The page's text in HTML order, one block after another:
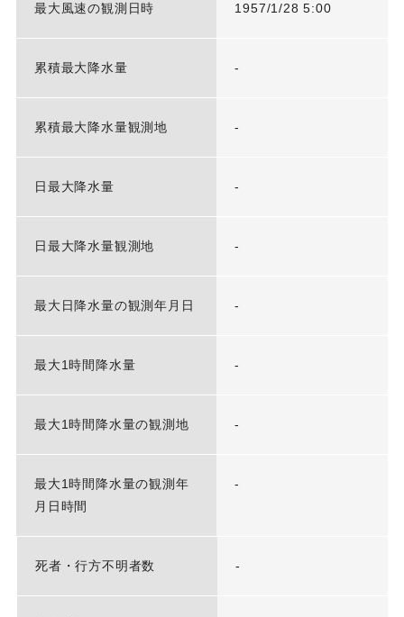
最大風速の観測日時 1957/1/28 5:00
累積最大降水量 -
累積最大降水量観測地 -
日最大降水量 -
日最大降水量観測地 -
最大日降水量の観測年月日 -
最大1時間降水量 -
最大1時間降水量の観測地 -
最大1時間降水量の観測年
月日時間
-
死者・行方不明者数 -